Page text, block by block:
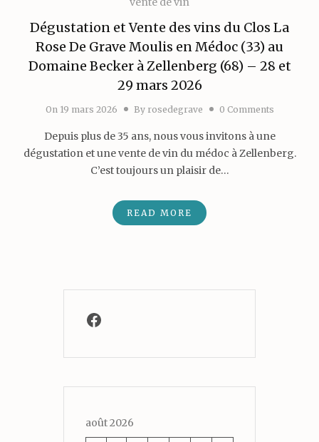
Dégustation et Vente des vins du Clos La
Rose De Grave Moulis en Médoc (33) au
Domaine Becker à Zellenberg (68) – 28 et
29 mars 2026
On 19 mars 2026 By rosedegrave 0 Comments
Depuis plus de 35 ans, nous vous invitons à une
dégustation et une vente de vin du médoc à Zellenberg.
C’est toujours un plaisir de…
READ MORE
Facebook
août 2026